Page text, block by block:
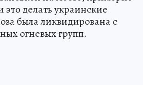
это делать украинские
была ликвидирована с
огневых групп.